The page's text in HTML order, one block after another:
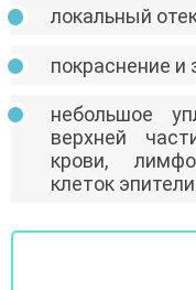
локальный
покраснение и
небольшое
верхней
крови,
клеток